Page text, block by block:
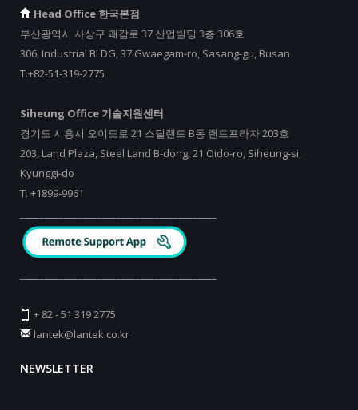
Head Office 한국본점
부산광역시 사상구 괘감로 37 산업빌딩 3층 306호
306, Industrial BLDG, 37 Gwaegam-ro, Sasang-gu, Busan
T.+82-51-319-2775
Siheung Office 기술지원센터
경기도 시흥시 오이도로 21 스틸랜드 B동 랜드프라자 203호
203, Land Plaza, Steel Land B-dong, 21 Oido-ro, Siheung-si,
Kyunggi-do
T. +1899-9961
+ 82 - 51 319 2775
lantek@lantek.co.kr
NEWSLETTER